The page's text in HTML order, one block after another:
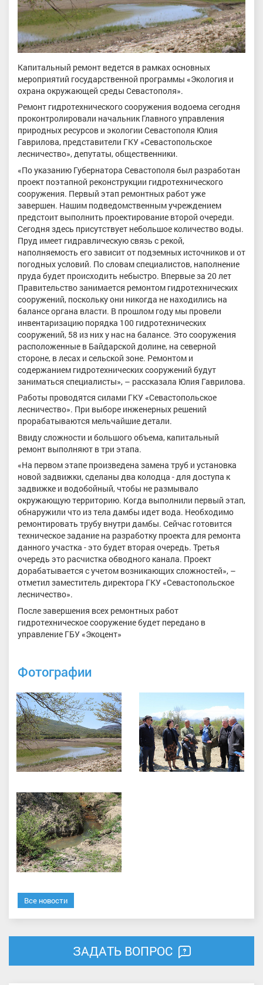
Капитальный ремонт ведется в рамках основных
мероприятий государственной программы «Экология и
охрана окружающей среды Севастополя».
Ремонт гидротехнического сооружения водоема сегодня
проконтролировали начальник Главного управления
природных ресурсов и экологии Севастополя Юлия
Гаврилова, представители ГКУ «Севастопольское
лесничество», депутаты, общественники.
«По указанию Губернатора Севастополя был разработан
проект поэтапной реконструкции гидротехнического
сооружения. Первый этап ремонтных работ уже
завершен. Нашим подведомственным учреждением
предстоит выполнить проектирование второй очереди.
Сегодня здесь присутствует небольшое количество воды.
Пруд имеет гидравлическую связь с рекой,
наполняемость его зависит от подземных источников и от
погодных условий. По словам специалистов, наполнение
пруда будет происходить небыстро. Впервые за 20 лет
Правительство занимается ремонтом гидротехнических
сооружений, поскольку они никогда не находились на
балансе органа власти. В прошлом году мы провели
инвентаризацию порядка 100 гидротехнических
сооружений, 58 из них у нас на балансе. Это сооружения
расположенные в Байдарской долине, на северной
стороне, в лесах и сельской зоне. Ремонтом и
содержанием гидротехнических сооружений будут
заниматься специалисты», – рассказала Юлия Гаврилова.
Работы проводятся силами ГКУ «Севастопольское
лесничество». При выборе инженерных решений
прорабатываются мельчайшие детали.
Ввиду сложности и большого объема, капитальный
ремонт выполняют в три этапа.
«На первом этапе произведена замена труб и установка
новой задвижки, сделаны два колодца - для доступа к
задвижке и водобойный, чтобы не размывало
окружающую территорию. Когда выполнили первый этап,
обнаружили что из тела дамбы идет вода. Необходимо
ремонтировать трубу внутри дамбы. Сейчас готовится
техническое задание на разработку проекта для ремонта
данного участка - это будет вторая очередь. Третья
очередь это расчистка обводного канала. Проект
дорабатывается с учетом возникающих сложностей», –
отметил заместитель директора ГКУ «Севастопольское
лесничество».
После завершения всех ремонтных работ
гидротехническое сооружение будет передано в
управление ГБУ «Экоцент»
Фотографии
Все новости
ЗАДАТЬ ВОПРОС